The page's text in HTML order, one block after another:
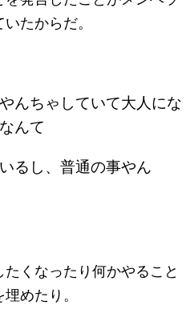
たからだ。
んちゃしていて大人にな
んて
るし、普通の事やん
くなったり何かやること
めたり。